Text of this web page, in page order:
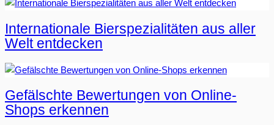
Internationale Bierspezialitäten aus aller
Welt entdecken
Gefälschte Bewertungen von Online-
Shops erkennen